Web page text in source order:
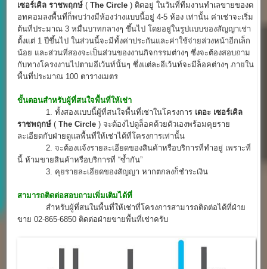
เซอร์เคิล ราชพฤกษ์ (The Circle ) ติดอยู่ ในวันที่ทีมงานทำเลขายของด
อทคอมลงพื้นที่ก็พบว่างมีห้องว่างแบบนี้อยู่ 4-5 ห้อง เท่านั้น ค่าเช่าจะเริ่ม
ต้นที่ประมาณ 3 หมื่นบาทกลางๆ ขึ้นไป โดยอยู่ในรูปแบบของสัญญาเช่า
ตั้งแต่ 1 ปีขึ้นไป ในส่วนนี้จะมีทั้งค่าประกันและค่าใช้จ่ายล่วงหน้าอีกเล็ก
น้อย และส่วนที่สองจะเป็นส่วนของงานกิจกรรมต่างๆ ซึ่งจะต้องสอบถาม
กับทางโครงงานไปตามอีเว้นท์นั้นๆ ซึ่งแต่ละอีเว้นท์จะมีล็อคต่างๆ ภายใน
พื้นที่ประมาณ 100 ตารางเมตร
ขั้นตอนสำหรับผู้ที่สนใจพื้นที่ให้เช่า
1. ทั้งสองแบบนี้ผู้ที่สนใจพื้นที่เช่าในโครงการ เดอะ เซอร์เคิล
ราชพฤกษ์ (The Circle ) จะต้องไปดูล็อคด้วยตัวเองพร้อมคุยราย
ละเอียดกับฝ่ายดูแลพื้นที่ให้เช่าได้ที่โครงการเท่านั้น
2. จะต้องแจ้งรายละเอียดของสินค้าหรือบริการที่ทำอยู่ เพราะที่
นี้ ห้ามขายสินค้าหรือบริการที่ “ซ้ำกัน”
3. คุยรายละเอียดของสัญญา หากตกลงก็ชำระเงิน
สามารถติดต่อสอบถามเพิ่มเติมได้ที่
สำหรับผู้ที่สนในพื้นที่ให้เช่าที่โครงการสามารถติดต่อได้ที่ฝ่าย
ขาย 02-865-6850 ติดต่อฝ่ายขายพื้นที่เช่าครับ